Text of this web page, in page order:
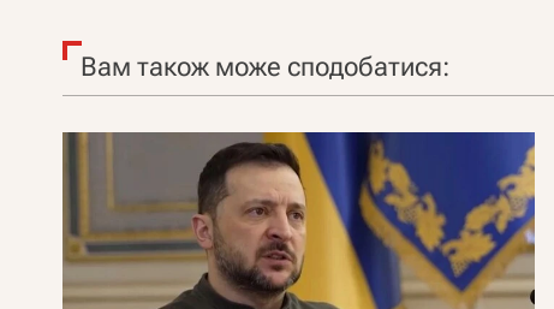
Вам також може сподобатися: